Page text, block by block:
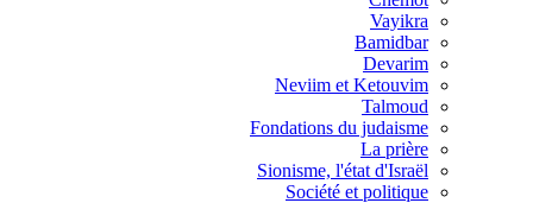
Vayikra
Bamidbar
Devarim
Neviim et Ketouvim
Talmoud
Fondations du judaisme
La prière
Sionisme, l'état d'Israël
Société et politique